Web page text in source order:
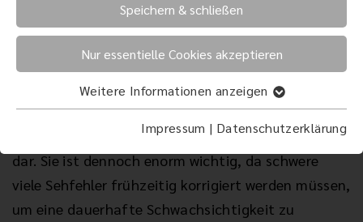
Speichern & schließen
Nur essentielle Cookies akzeptieren
Weitere Informationen anzeigen
Impressum | Datenschutzerklärung
Kinderuntersuchung
Die augenärztliche Untersuchung von Kindern
stellt oft eine große Herausforderung für alle
Beteiligten, insbesondere der kleinen Patienten,
dar. Sie ist dennoch enorm wichtig, da schwere
viele Sehfehler frühzeitig korrigiert werden müssen,
um eine dauerhafte Schwachsichtigkeit zu